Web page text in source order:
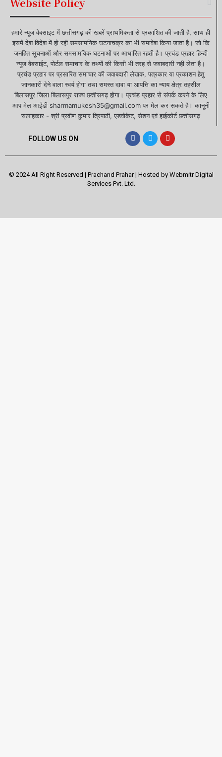
हमारे न्यूज वेबसाइट में छत्तीसगढ़ की खबरें प्राथमिकता से प्रकाशित की जाती है, साथ ही
इसमें देश विदेश में हो रही समसामयिक घटनाचक्र का भी समावेश किया जाता है। जो कि
जनहित सूचनाओं और समसामयिक घटनाओं पर आधारित रहती है। प्रचंड प्रहार हिन्दी
न्यूज वेबसाईट, पोर्टल समाचार के तथ्यों की किसी भी तरह से जवाबदारी नही लेता है।
प्रचंड प्रहार पर प्रसारित समाचार की जवाबदारी लेखक, पत्रकार या प्रकाशन हेतु
जानकारी देने वाला स्वयं होगा तथा समस्त दावा या आपत्ति का न्याय क्षेत्र तहसील
बिलासपुर जिला बिलासपुर राज्य छत्तीसगढ़ होगा। प्रचंड प्रहार से संपर्क करने के लिए
आप मेल आईडी sharmamukesh35@gmail.com पर मेल कर सकते है। कानूनी
सलाहकार - श्री प्रवीण कुमार त्रिपाठी, एडवोकेट, सेशन एवं हाईकोर्ट छत्तीसगढ़
FOLLOW US ON
© 2024 All Right Reserved | Prachand Prahar | Hosted by Webmitr Digital
Services Pvt. Ltd.